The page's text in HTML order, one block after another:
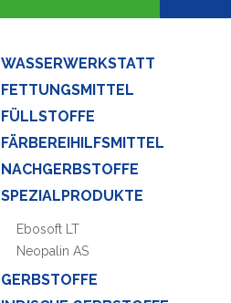
WASSERWERKSTATT
FETTUNGSMITTEL
FÜLLSTOFFE
FÄRBEREIHILFSMITTEL
NACHGERBSTOFFE
SPEZIALPRODUKTE
Ebosoft LT
Neopalin AS
GERBSTOFFE